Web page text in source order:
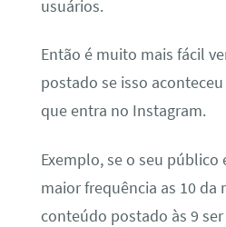
usuários.
Então é muito mais fácil
postado se isso
que entra no Instagram.
Exemplo, se o seu público
maior frequência as 10 da
conteúdo postado às 9